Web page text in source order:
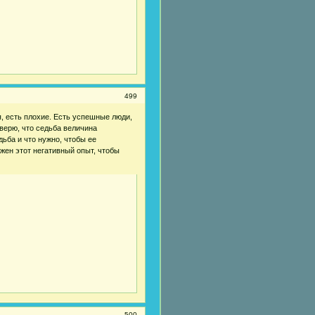
499
есть плохие. Есть успешные люди,
что седьба величина
и что нужно, чтобы ее
этот негативный опыт, чтобы